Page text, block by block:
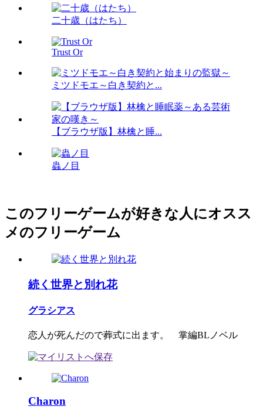
二十歳（はたち）
Trust Or
ミツドモエ～白き契約と...
【ブラウザ版】林檎と睡...
蟲ノ目
このフリーゲームが好きな人にオスス
メのフリーゲーム
続く世界と別れ花
グラシアス
恋人が死んだので葬式に出ます。 掌編BLノベル
Charon